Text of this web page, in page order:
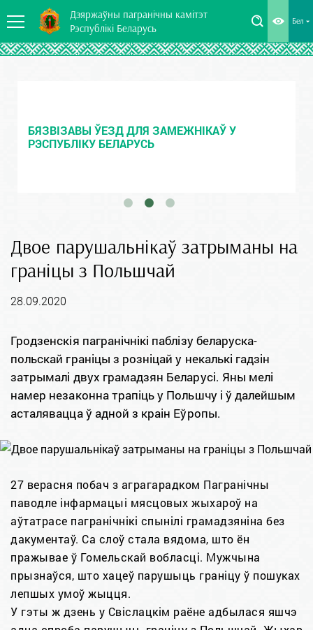
Дзяржаўны пагранічны камітэт
Рэспублікі Беларусь
Бел
БЯЗВІЗАВЫ ЎЕЗД ДЛЯ ЗАМЕЖНІКАЎ У
РЭСПУБЛІКУ БЕЛАРУСЬ
Двое парушальнікаў затрыманы на
граніцы з Польшчай
28.09.2020
Гродзенскія пагранічнікі паблізу беларуска-
польскай граніцы з розніцай у некалькі гадзін
затрымалі двух грамадзян Беларусі. Яны мелі
намер незаконна трапіць у Польшчу і ў далейшым
асталявацца ў адной з краін Еўропы.
27 верасня побач з аграгарадком Пагранічны
паводле інфармацыі мясцовых жыхароў на
аўтатрасе пагранічнікі спынілі грамадзяніна без
дакументаў. Са слоў стала вядома, што ён
пражывае ў Гомельскай вобласці. Мужчына
прызнаўся, што хацеў парушыць граніцу ў пошуках
лепшых умоў жыцця.
У гэты ж дзень у Свіслацкім раёне адбылася яшчэ